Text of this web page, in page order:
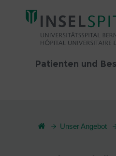
Patienten und
Unser Angebot